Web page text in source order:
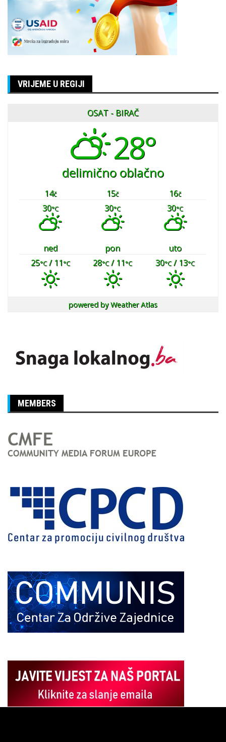
VRIJEME U REGIJI
OSAT - BIRAČ
28°
delimično oblačno
14č 15č 16č
30°C 30°C 30°C
ned pon
uto
25°C/ 11°C 28°C/ 11°C 30°C/ 13°C
powered byWeather Atlas
MEMBERS